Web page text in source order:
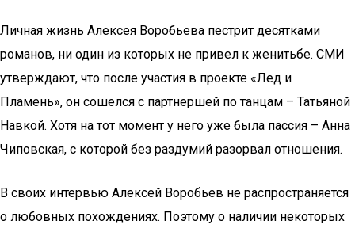
Личная жизнь Алексея Воробьева пестрит десятками
романов, ни один из которых не привел к женитьбе. СМИ
утверждают, что после участия в проекте «Лед и
Пламень», он сошелся с партнершей по танцам – Татьяной
Навкой. Хотя на тот момент у него уже была пассия – Анна
Чиповская, с которой без раздумий разорвал отношения.
В своих интервью Алексей Воробьев не распространяется
о любовных похождениях. Поэтому о наличии некоторых